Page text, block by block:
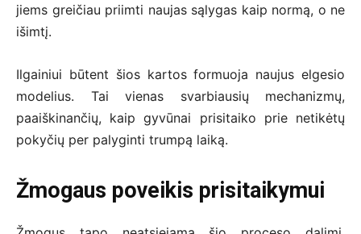
jiems greičiau priimti naujas sąlygas kaip normą, o ne
išimtį.
Ilgainiui būtent šios kartos formuoja naujus elgesio
modelius. Tai vienas svarbiausių mechanizmų,
paaiškinančių, kaip gyvūnai prisitaiko prie netikėtų
pokyčių per palyginti trumpą laiką.
Žmogaus poveikis prisitaikymui